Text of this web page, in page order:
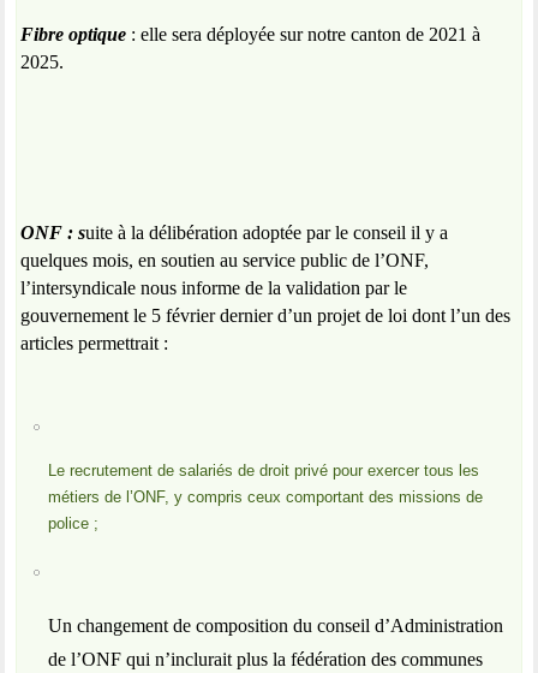
Fibre optique : elle sera déployée sur notre canton de 2021 à
2025.
ONF : suite à la délibération adoptée par le conseil il y a
quelques mois, en soutien au service public de l’ONF,
l’intersyndicale nous informe de la validation par le
gouvernement le 5 février dernier d’un projet de loi dont l’un des
articles permettrait :
Le recrutement de salariés de droit privé pour exercer tous les
métiers de l’ONF, y compris ceux comportant des missions de
police ;
Un changement de composition du conseil d’Administration
de l’ONF qui n’inclurait plus la fédération des communes